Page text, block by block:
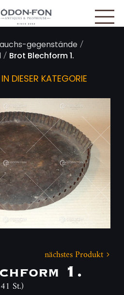
gegenstände/
/ Brot Blechform 1.
DIESER KATEGORIE
nächstes Produkt
1.
St.)